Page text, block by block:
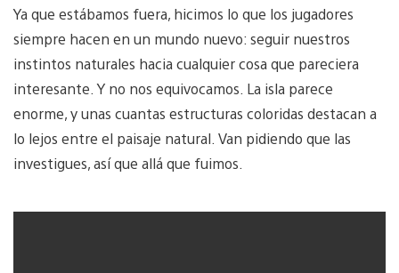
Ya que estábamos fuera, hicimos lo que los jugadores
siempre hacen en un mundo nuevo: seguir nuestros
instintos naturales hacia cualquier cosa que pareciera
interesante. Y no nos equivocamos. La isla parece
enorme, y unas cuantas estructuras coloridas destacan a
lo lejos entre el paisaje natural. Van pidiendo que las
investigues, así que allá que fuimos.